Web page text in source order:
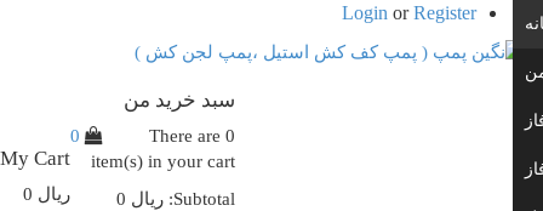
LoginorRegister
سبد خرید من
My Cart
ریال0
0 There are
item(s)in your cart
Subtotal: ریال0